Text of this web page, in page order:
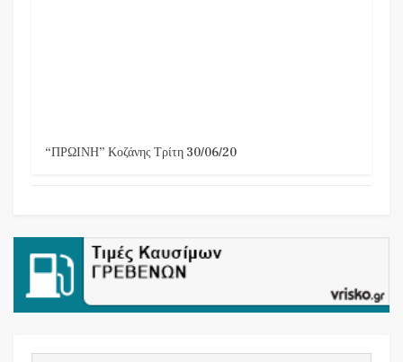
“ΠΡΩΙΝΗ” Κοζάνης Τρίτη 30/06/20